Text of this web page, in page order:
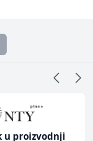
u proizvodnji